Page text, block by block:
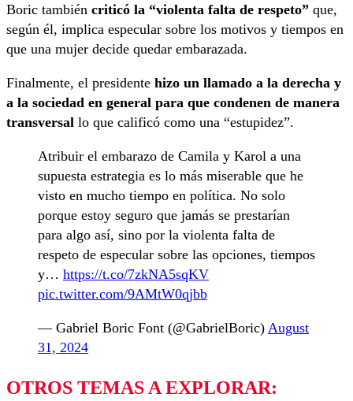
Boric también criticó la “violenta falta de respeto” que,
según él, implica especular sobre los motivos y tiempos en
que una mujer decide quedar embarazada.
Finalmente, el presidente hizo un llamado a la derecha y
a la sociedad en general para que condenen de manera
transversal lo que calificó como una “estupidez”.
Atribuir el embarazo de Camila y Karol a una
supuesta estrategia es lo más miserable que he
visto en mucho tiempo en política. No solo
porque estoy seguro que jamás se prestarían
para algo así, sino por la violenta falta de
respeto de especular sobre las opciones, tiempos
y… https://t.co/7zkNA5sqKV
pic.twitter.com/9AMtW0qjbb
— Gabriel Boric Font (@GabrielBoric) August
31, 2024
OTROS TEMAS A EXPLORAR: